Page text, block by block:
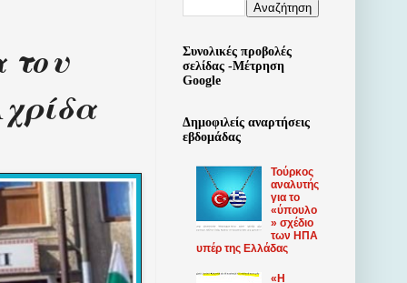
του
Συνολικές προβολές
σελίδας -Μέτρηση
Google
Δημοφιλείς αναρτήσεις
εβδομάδας
Τούρκος
αναλυτής
για το
«ύπουλο
» σχέδιο
των ΗΠΑ
υπέρ της Ελλάδας
«Η